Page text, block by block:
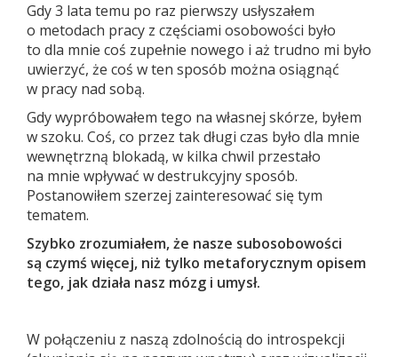
Gdy 3 lata temu po raz pierwszy usłyszałem
o metodach pracy z częściami osobowości było
to dla mnie coś zupełnie nowego i aż trudno mi było
uwierzyć, że coś w ten sposób można osiągnąć
w pracy nad sobą.
Gdy wypróbowałem tego na własnej skórze, byłem
w szoku. Coś, co przez tak długi czas było dla mnie
wewnętrzną blokadą, w kilka chwil przestało
na mnie wpływać w destrukcyjny sposób.
Postanowiłem szerzej zainteresować się tym
tematem.
Szybko zrozumiałem, że nasze subosobowości
są czymś więcej, niż tylko metaforycznym opisem
tego, jak działa nasz mózg i umysł.
W połączeniu z naszą zdolnością do introspekcji